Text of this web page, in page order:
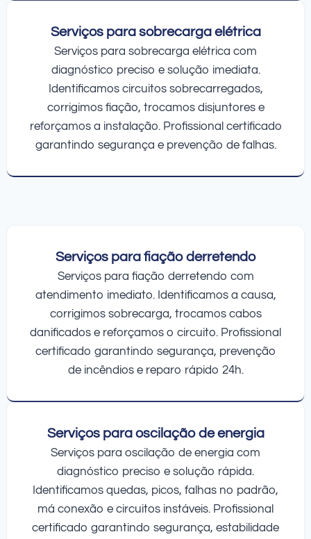
Serviços para sobrecarga elétrica
Serviços para sobrecarga elétrica com
diagnóstico preciso e solução imediata.
Identificamos circuitos sobrecarregados,
corrigimos fiação, trocamos disjuntores e
reforçamos a instalação. Profissional certificado
garantindo segurança e prevenção de falhas.
Serviços para fiação derretendo
Serviços para fiação derretendo com
atendimento imediato. Identificamos a causa,
corrigimos sobrecarga, trocamos cabos
danificados e reforçamos o circuito. Profissional
certificado garantindo segurança, prevenção
de incêndios e reparo rápido 24h.
Serviços para oscilação de energia
Serviços para oscilação de energia com
diagnóstico preciso e solução rápida.
Identificamos quedas, picos, falhas no padrão,
má conexão e circuitos instáveis. Profissional
certificado garantindo segurança, estabilidade